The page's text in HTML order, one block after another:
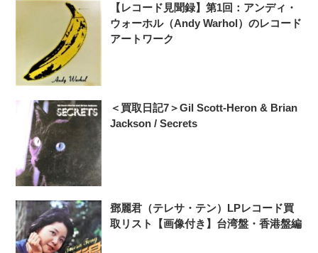
【レコード見聞録】第1回：アンディ・
ウォーホル（Andy Warhol）のレコード
アートワーク
＜買取日記7＞Gil Scott-Heron & Brian
Jackson / Secrets
鄧麗君（テレサ・テン）LPレコード買
取リスト【画像付き】台湾盤・香港盤編